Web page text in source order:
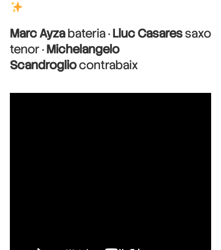
Marc Ayzabateria ·Lluc Casaressaxo
tenor ·Michelangelo
Scandrogliocontrabaix